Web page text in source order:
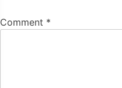
Comment *